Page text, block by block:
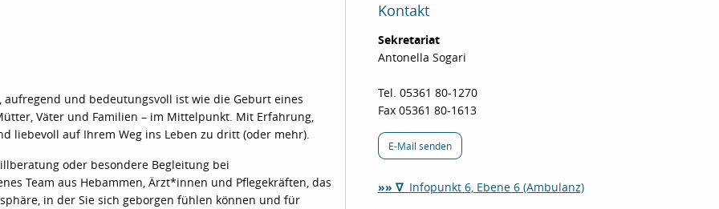
und bedeutungsvoll ist wie die Geburt eines
Väter und Familien – im Mittelpunkt. Mit Erfahrung,
liebevoll auf Ihrem Weg ins Leben zu dritt (oder mehr).
oder besondere Begleitung bei
Team aus Hebammen, Ärzt*innen und Pflegekräften, das
in der Sie sich geborgen fühlen können und für
Kontakt
Sekretariat
Antonella Sogari
Tel. 05361 80-1270
Fax 05361 80-1613
E-Mail senden
»» ∇ Infopunkt 6, Ebene 6 (Ambulanz)